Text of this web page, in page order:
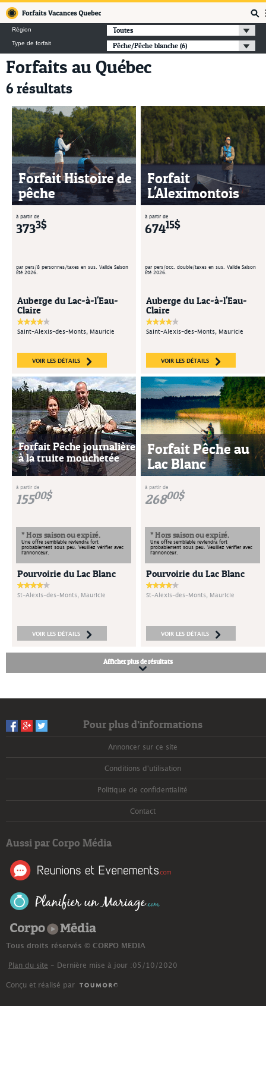
Région Toutes
Type de forfait Pêche/Pêche blanche (6)
Forfaits au Québec
6 résultats
Forfait Histoire de
pêche
à partir de
3733$
par pers/8 personnes/taxes en sus. Valide Saison
Été 2026.
Auberge du Lac-à-l'Eau-
Claire
Saint-Alexis-des-Monts, Mauricie
VOIR LES DÉTAILS
Forfait
L'Aleximontois
à partir de
67415$
par pers/occ. double/taxes en sus. Valide Saison
Été 2026.
Auberge du Lac-à-l'Eau-
Claire
Saint-Alexis-des-Monts, Mauricie
VOIR LES DÉTAILS
Forfait Pêche journalière
à la truite mouchetée
à partir de
15500$
* Hors saison ou expiré.
Une offre semblable reviendra fort
probablement sous peu. Veuillez vérifier avec
l'annonceur.
Pourvoirie du Lac Blanc
St-Alexis-des-Monts, Mauricie
VOIR LES DÉTAILS
Forfait Pêche au
Lac Blanc
à partir de
26800$
* Hors saison ou expiré.
Une offre semblable reviendra fort
probablement sous peu. Veuillez vérifier avec
l'annonceur.
Pourvoirie du Lac Blanc
St-Alexis-des-Monts, Mauricie
VOIR LES DÉTAILS
Afficher plus de résultats
Pour plus d’informations
Annoncer sur ce site
Conditions d'utilisation
Politique de confidentialité
Contact
Aussi par Corpo Média
Tous droits réservés © CORPO MEDIA
Plan du site - Dernière mise à jour :05/10/2020
Conçu et réalisé par